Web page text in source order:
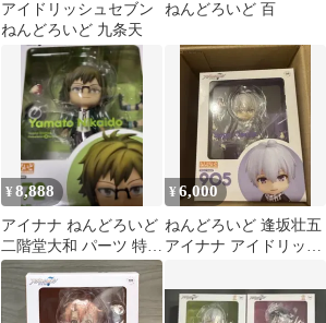
アイドリッシュセブン
ねんどろいど 九条天
ねんどろいど 百
¥8,888
アイナナ ねんどろいど
二階堂大和 パーツ 特典
付き
¥6,000
ねんどろいど 逢坂壮五
アイナナ アイドリッシ